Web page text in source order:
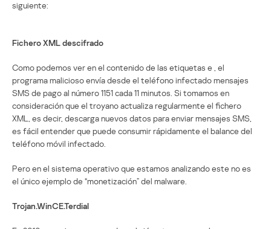
siguiente:
Fichero XML descifrado
Como podemos ver en el contenido de las etiquetas e , el
programa malicioso envía desde el teléfono infectado mensajes
SMS de pago al número 1151 cada 11 minutos. Si tomamos en
consideración que el troyano actualiza regularmente el fichero
XML, es decir, descarga nuevos datos para enviar mensajes SMS,
es fácil entender que puede consumir rápidamente el balance del
teléfono móvil infectado.
Pero en el sistema operativo que estamos analizando este no es
el único ejemplo de “monetización” del malware.
Trojan.WinCE.Terdial